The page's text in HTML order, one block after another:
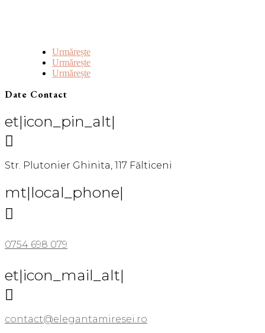
Urmărește
Urmărește
Urmărește
Date Contact
et|icon_pin_alt|

Str. Plutonier Ghinita, 117 Fălticeni
mt|local_phone|

0754 698 079
et|icon_mail_alt|

contact@elegantamiresei.ro